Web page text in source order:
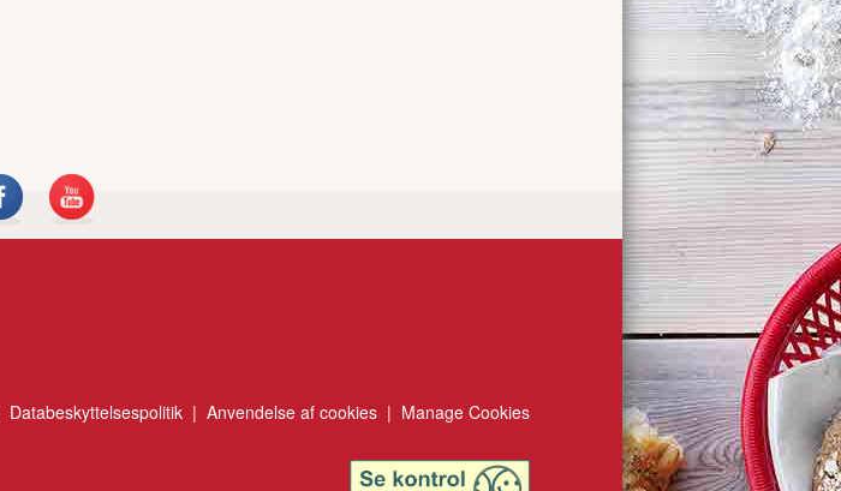
Databeskyttelsespolitik| Anvendelse af cookies| Manage Cookies